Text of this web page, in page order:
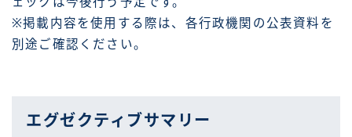
※掲載内容を使用する際は、各行政機関の公表資料を
別途ご確認ください。
エグゼクティブサマリー